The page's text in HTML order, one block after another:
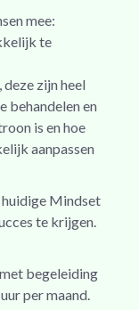
mee:
te
zijn heel
behandelen en
is en hoe
aanpassen
Mindset
te krijgen.
begeleiding
per maand.